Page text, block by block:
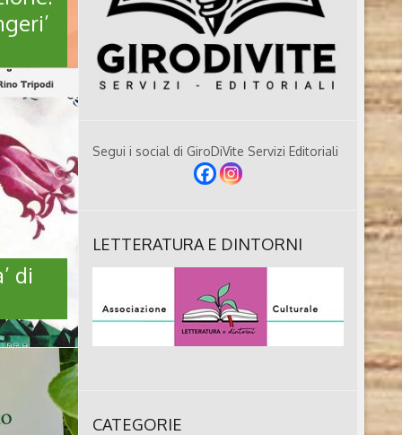
Cardi
Cardi
indirizzo
Ha
diverse
..
di
DI
Segui i social di GiroDiVite Servizi Editoriali
LETTERATURA E DINTORNI
CATEGORIE